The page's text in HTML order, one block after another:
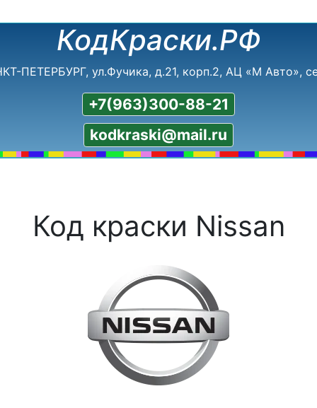
КодКраски.РФ
ПЕТЕРБУРГ, ул.Фучика, д.21, корп.2, АЦ «М Авто»,
+7(963)300-88-21
kodkraski@mail.ru
Код краски Nissan